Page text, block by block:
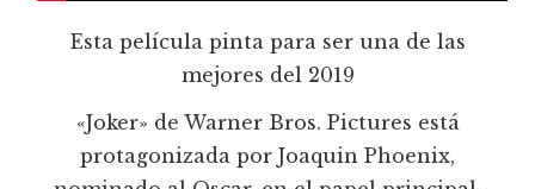
Esta película pinta para ser una de las
mejores del 2019
«Joker» de Warner Bros. Pictures está
protagonizada por Joaquin Phoenix,